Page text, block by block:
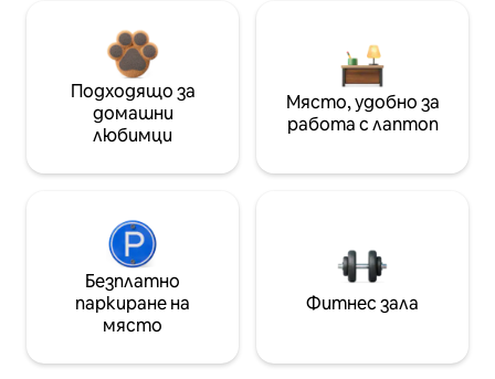
Подходящо за
домашни
любимци
Място, удобно за
работа с лаптоп
Безплатно
паркиране на
място
Фитнес зала